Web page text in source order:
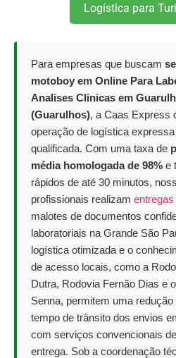
Logística para
Para empresas que buscam
motoboy em Online Para
Analises Clinicas em
(Guarulhos), a Caas Express
operação de logística
qualificada. Com uma taxa de
média homologada de 98% e
rápidos de até 30 minutos,
profissionais realizam entregas
malotes de documentos
laboratoriais na Grande São
logística otimizada e o
de acesso locais, como a
Dutra, Rodovia Fernão Dias e
Senna, permitem uma redução
tempo de trânsito dos envios
com serviços convencionais
entrega. Sob a coordenação